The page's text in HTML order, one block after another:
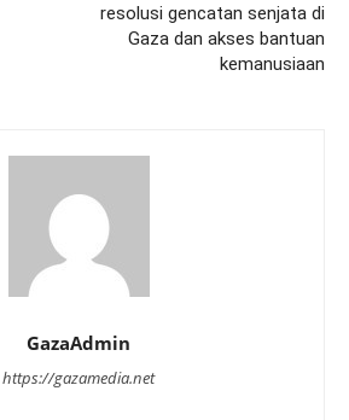
resolusi gencatan senjata di
Gaza dan akses bantuan
kemanusiaan
GazaAdmin
https://gazamedia.net